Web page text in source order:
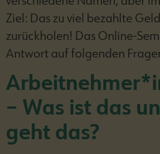
Ziel: Das zu viel bezahlte
zurückholen! Das Online-
Antwort auf folgenden
– Was ist das
geht das?